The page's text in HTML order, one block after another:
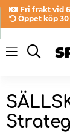
Fri frakt vid
Öppet köp 30